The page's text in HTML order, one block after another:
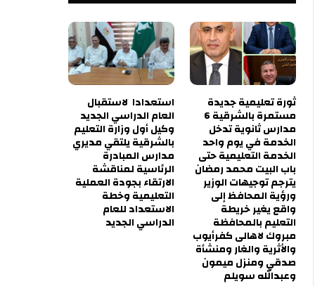
ثورة تعليمية جديدة
مستمرة بالشرقية 6
مدارس ثانوية تدخل
الخدمة في يوم واحد
الخدمة التعليمية حتى
باب البيت محمد رمضان
يترجم توجيهات الوزير
ورؤية المحافظ إلى
واقع يغير خريطة
التعليم بالمحافظة
مبروك لاهالى كفرأيوب
والأثرية والغار ومنشأة
صدقي ومنزل ميمون
وعبدالله سويلم
استعدادا لاستقبال
العام الدراسي الجديد
وكيل أول وزارة التعليم
بالشرقية يلتقي مديري
مدارس المبادرة
الرئاسية لمناقشة
الارتقاء بجودة العملية
التعليمية وخطة
الاستعداد للعام
الدراسي الجديد